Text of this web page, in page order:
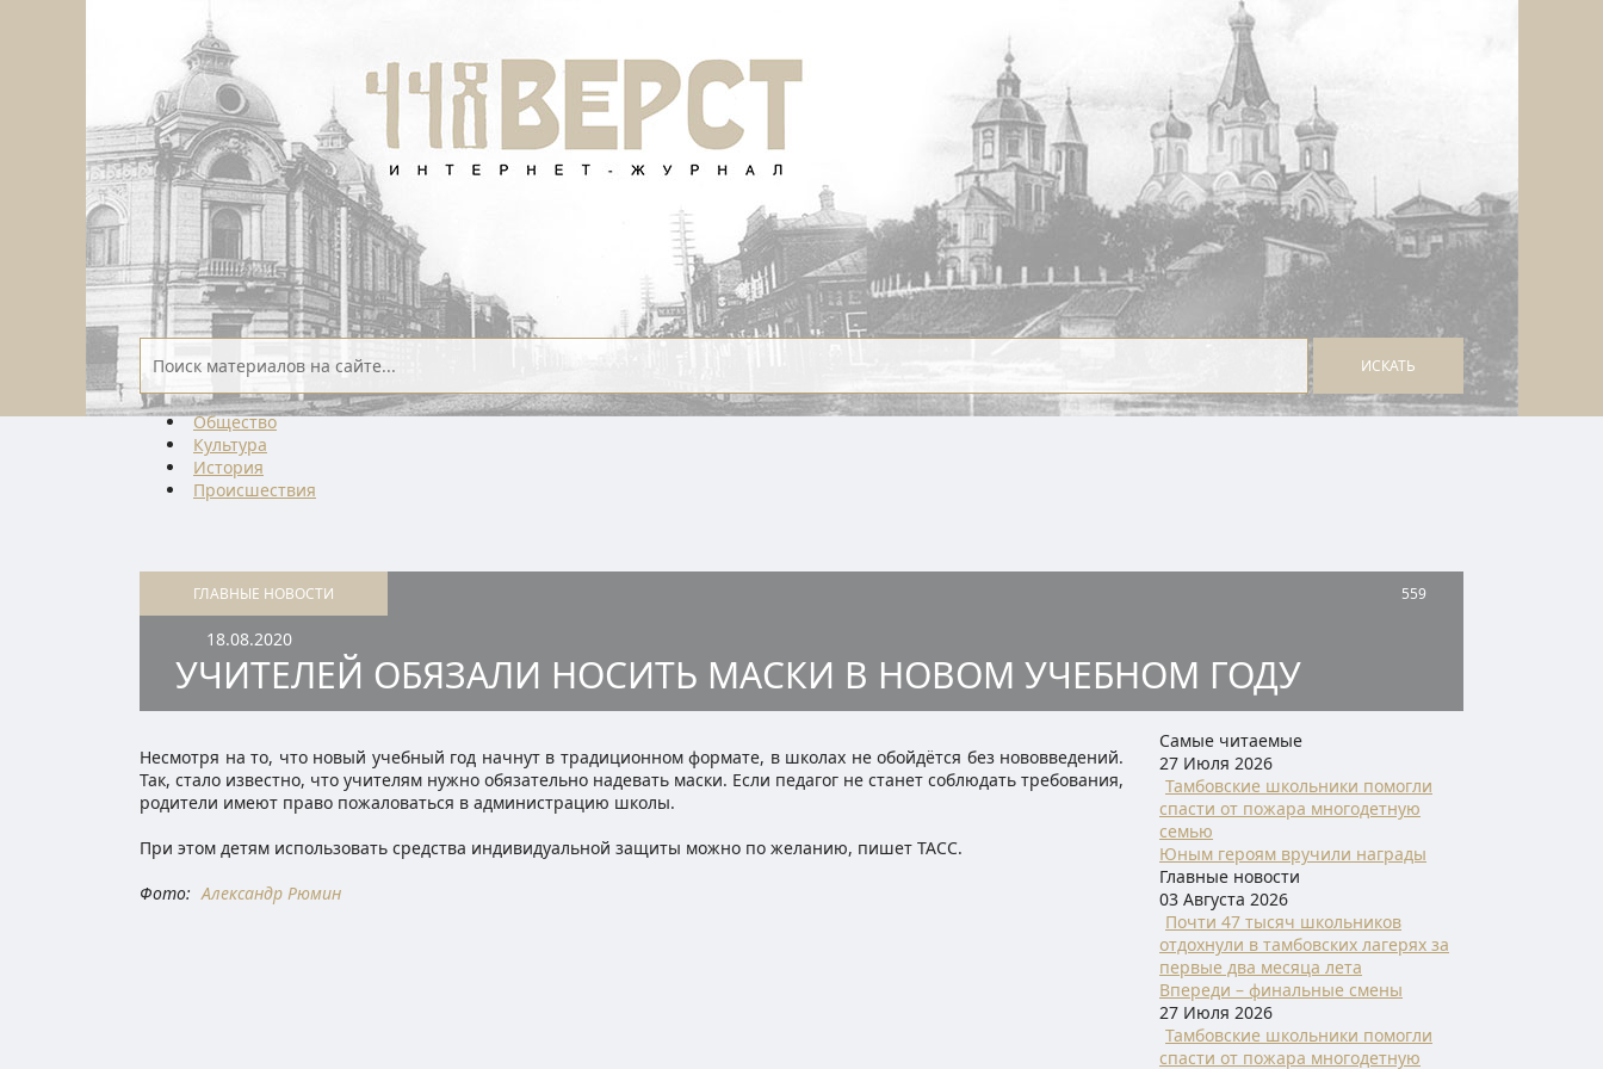
ИСКАТЬ
Общество
Культура
История
Проиcшествия
ГЛАВНЫЕ НОВОСТИ 559
18.08.2020
УЧИТЕЛЕЙ ОБЯЗАЛИ НОСИТЬ МАСКИ В НОВОМ УЧЕБНОМ ГОДУ
Несмотря на то, что новый учебный год начнут в традиционном формате, в школах не обойдётся без нововведений.
Так, стало известно, что учителям нужно обязательно надевать маски. Если педагог не станет соблюдать требования,
родители имеют право пожаловаться в администрацию школы.
При этом детям использовать средства индивидуальной защиты можно по желанию, пишет ТАСС.
Фото: Александр Рюмин
Самые читаемые
27 Июля 2026
Тамбовские школьники помогли
спасти от пожара многодетную
семью
Юным героям вручили награды
Главные новости
03 Августа 2026
Почти 47 тысяч школьников
отдохнули в тамбовских лагерях за
первые два месяца лета
Впереди – финальные смены
27 Июля 2026
Тамбовские школьники помогли
спасти от пожара многодетную